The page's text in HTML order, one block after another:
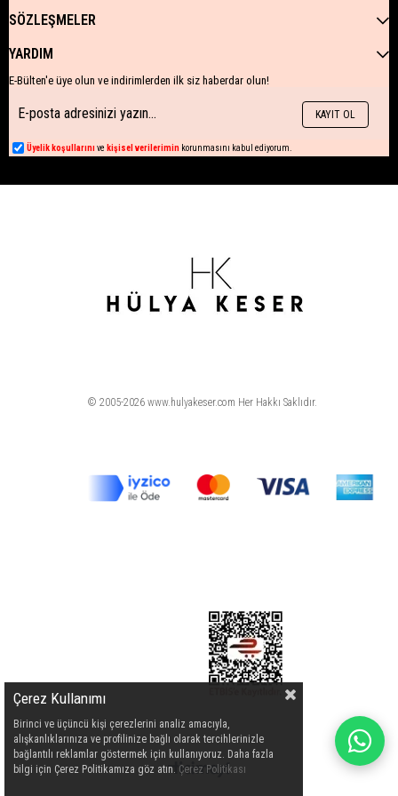
SÖZLEŞMELER
YARDIM
E-Bülten'e üye olun ve indirimlerden ilk siz haberdar olun!
KAYIT OL
Üyelik koşullarını ve kişisel verilerimin korunmasını kabul ediyorum.
© 2005-2026 www.hulyakeser.com Her Hakkı Saklıdır.
Çerez Kullanımı
Birinci ve üçüncü kişi çerezlerini analiz amacıyla,
alışkanlıklarınıza ve profilinize bağlı olarak tercihlerinizle
bağlantılı reklamlar göstermek için kullanıyoruz. Daha fazla
bilgi için Çerez Politikamıza göz atın. Çerez Politikası